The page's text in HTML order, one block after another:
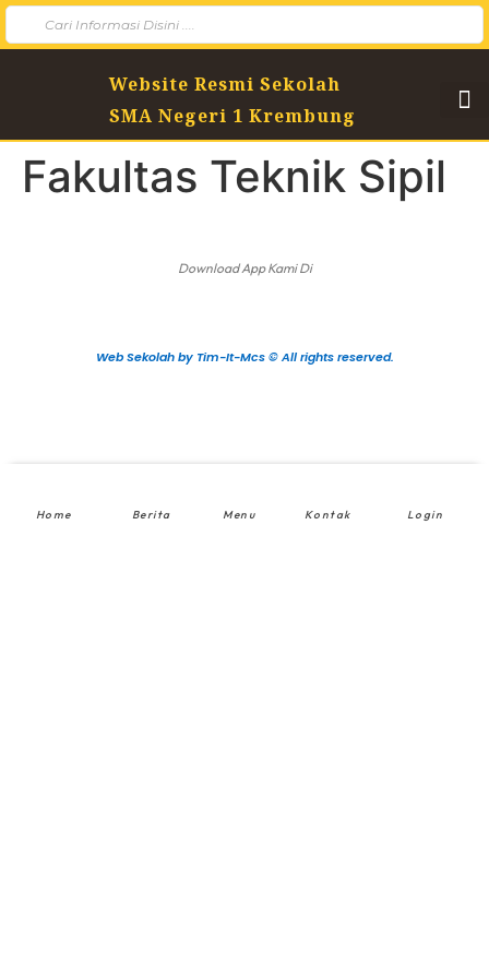
Website Resmi Sekolah
SMA Negeri 1 Krembung
Fakultas Teknik Sipil
Download App Kami Di
Web Sekolah by Tim-It-Mcs © All rights reserved.
Home Berita Menu Kontak Login